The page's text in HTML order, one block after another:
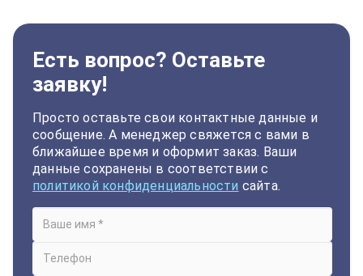
Есть вопрос? Оставьте
заявку!
Просто оставьте свои контактные данные и
сообщение. А менеджер свяжется с вами в
ближайшее время и оформит заказ. Ваши
данные сохранены в соответствии с
политикой конфиденциальности сайта.